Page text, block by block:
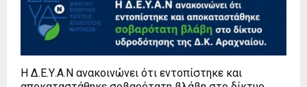
Η Δ.Ε.Υ.Α.Ν ανακοινώνει ότι εντοπίστηκε και